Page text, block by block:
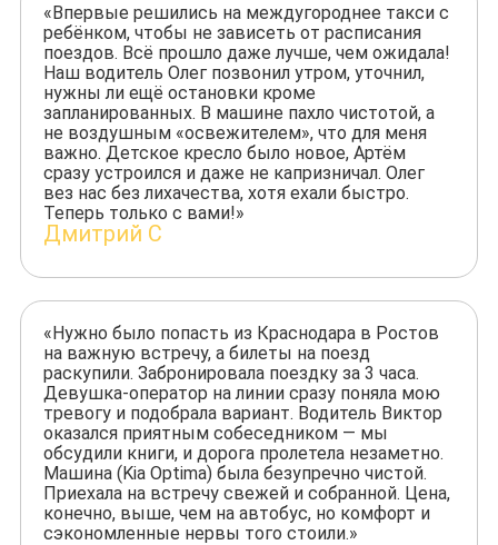
«Впервые решились на междугороднее такси с
ребёнком, чтобы не зависеть от расписания
поездов. Всё прошло даже лучше, чем ожидала!
Наш водитель Олег позвонил утром, уточнил,
нужны ли ещё остановки кроме
запланированных. В машине пахло чистотой, а
не воздушным «освежителем», что для меня
важно. Детское кресло было новое, Артём
сразу устроился и даже не капризничал. Олег
вез нас без лихачества, хотя ехали быстро.
Теперь только с вами!»
Дмитрий С
«Нужно было попасть из Краснодара в Ростов
на важную встречу, а билеты на поезд
раскупили. Забронировала поездку за 3 часа.
Девушка-оператор на линии сразу поняла мою
тревогу и подобрала вариант. Водитель Виктор
оказался приятным собеседником — мы
обсудили книги, и дорога пролетела незаметно.
Машина (Kia Optima) была безупречно чистой.
Приехала на встречу свежей и собранной. Цена,
конечно, выше, чем на автобус, но комфорт и
сэкономленные нервы того стоили.»